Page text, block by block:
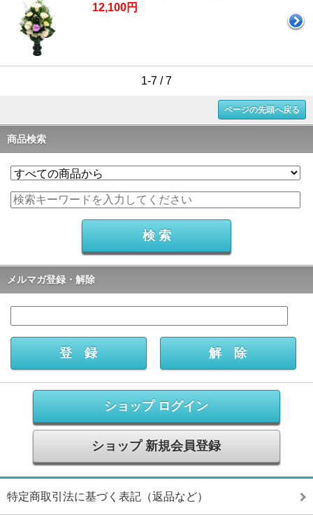
12,100円
1-7 / 7
ページの先頭へ戻る
商品検索
メルマガ登録・解除
ショップ ログイン
ショップ 新規会員登録
特定商取引法に基づく表記（返品など）